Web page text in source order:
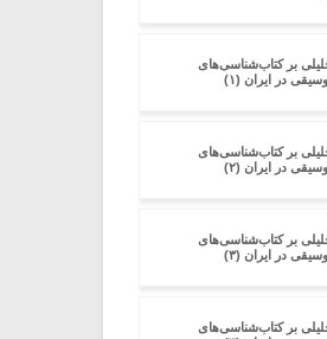
بر کتاب‌شناسی‌های
در ایران (۱)
بر کتاب‌شناسی‌های
در ایران (۲)
بر کتاب‌شناسی‌های
در ایران (۳)
بر کتاب‌شناسی‌های